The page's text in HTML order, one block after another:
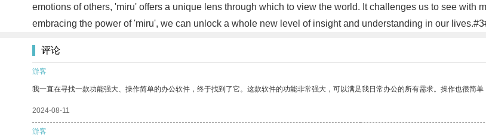
emotions of others, 'miru' offers a unique lens through which to view the world. It challenges us to see with
embracing the power of 'miru', we can unlock a whole new level of insight and understanding in our
评论
游客
我一直在寻找一款功能强大、操作简单的办公软件，终于找到了它。这款软件的功能非常强大，可以满足我日常办公的所有需求。操作也很简单
2024-08-11
游客